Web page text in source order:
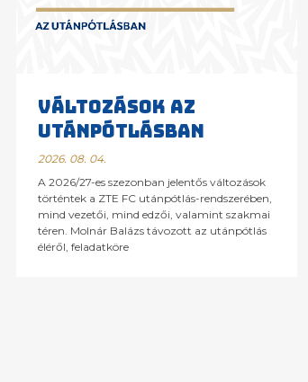
VÁLTOZÁSOK AZ
UTÁNPÓTLÁSBAN
2026. 08. 04.
A 2026/27-es szezonban jelentős változások
történtek a ZTE FC utánpótlás-rendszerében,
mind vezetői, mind edzői, valamint szakmai
téren. Molnár Balázs távozott az utánpótlás
éléről, feladatköre